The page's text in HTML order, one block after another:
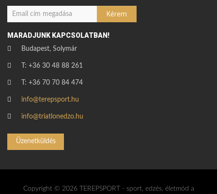
MARADJUNK KAPCSOLATBAN!
Budapest, Solymár
T: +36 30 48 88 261
T: +36 70 70 84 474
info@terepsport.hu
info@triatlonedzo.hu
Üzenetküldés
Copyright © 2026 TEREPSPORT - sport, edzés, életmód a